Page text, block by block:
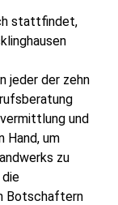
stattfindet,
jeder der zehn
und
Hand, um
zu
Botschaftern